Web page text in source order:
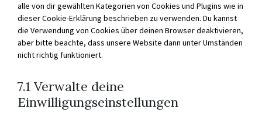
alle von dir gewählten Kategorien von Cookies und Plugins wie in
dieser Cookie-Erklärung beschrieben zu verwenden. Du kannst
die Verwendung von Cookies über deinen Browser deaktivieren,
aber bitte beachte, dass unsere Website dann unter Umständen
nicht richtig funktioniert.
7.1 Verwalte deine
Einwilligungseinstellungen